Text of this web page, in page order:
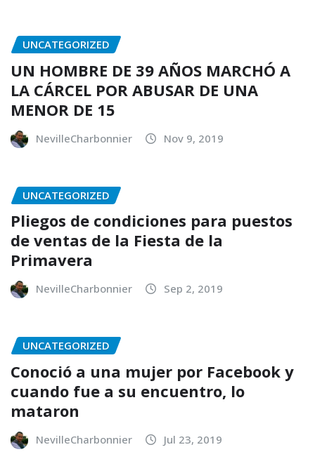
UNCATEGORIZED
UN HOMBRE DE 39 AÑOS MARCHÓ A
LA CÁRCEL POR ABUSAR DE UNA
MENOR DE 15
NevilleCharbonnier Nov 9, 2019
UNCATEGORIZED
Pliegos de condiciones para puestos
de ventas de la Fiesta de la
Primavera
NevilleCharbonnier Sep 2, 2019
UNCATEGORIZED
Conoció a una mujer por Facebook y
cuando fue a su encuentro, lo
mataron
NevilleCharbonnier Jul 23, 2019